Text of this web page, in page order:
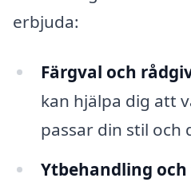
erbjuda:
Färgval och
kan hjälpa dig att
passar din stil och
Ytbehandling och